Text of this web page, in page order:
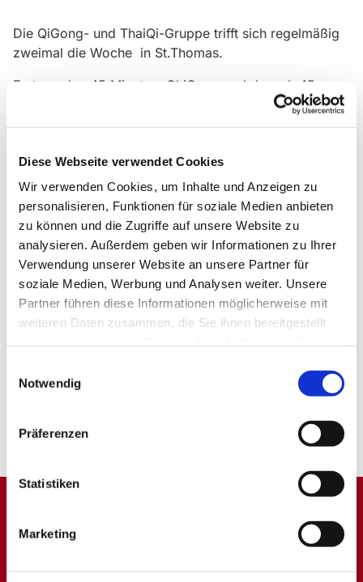
Diese Webseite verwendet Cookies
Wir verwenden Cookies, um Inhalte und Anzeigen zu
personalisieren, Funktionen für soziale Medien anbieten
zu können und die Zugriffe auf unsere Website zu
analysieren. Außerdem geben wir Informationen zu Ihrer
Verwendung unserer Website an unsere Partner für
soziale Medien, Werbung und Analysen weiter. Unsere
Partner führen diese Informationen möglicherweise mit
weiteren Daten zusammen, die Sie ihnen bereitgestellt
Notwendig
Präferenzen
Statistiken
Marketing
Die QiGong- und ThaiQi-Gruppe trifft sich regelmäßig
zweimal die Woche in St.Thomas.
Erst werden 45 Minuten ChiGong und danach 45
Minuten ThaiChi gemacht. Wer Lust hat kann beides
machen oder nur eins von beiden.
Gäste sind herzlich willkommen!
Dies könnte Sie auch